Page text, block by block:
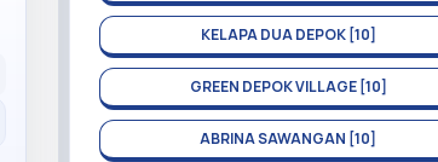
KELAPA DUA DEPOK [10]
GREEN DEPOK VILLAGE [10]
ABRINA SAWANGAN [10]